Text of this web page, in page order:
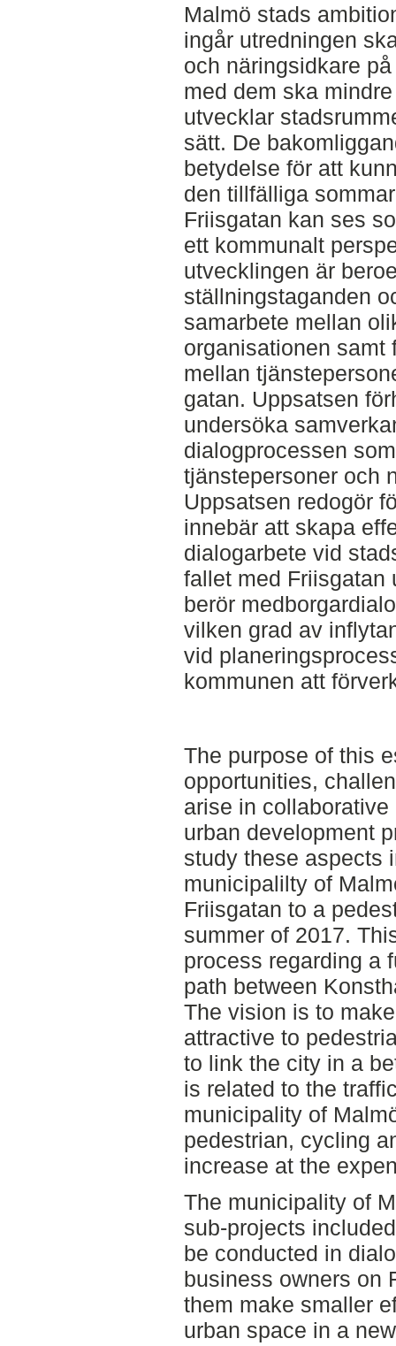
Malmö stads
ingår utredningen
och näringsidkare
med dem ska
utvecklar
sätt. De
betydelse för att
den tillfälliga
Friisgatan kan ses
ett kommunalt
utvecklingen är
ställningstaganden
samarbete mellan
organisationen samt
mellan
gatan. Uppsatsen
undersöka
dialogprocessen
tjänstepersoner och
Uppsatsen redogör
innebär att skapa
dialogarbete vid
fallet med Friisgatan
berör
vilken grad av
vid
kommunen att
The purpose of this
opportunities,
arise in
urban development
study these aspects
municipalilty of
Friisgatan to a
summer of 2017.
process regarding a
path between
The vision is to
attractive to
to link the city in a
is related to the
municipality of
pedestrian, cycling
increase at the
The municipality of
sub-projects
be conducted in
business owners on
them make smaller
urban space in a